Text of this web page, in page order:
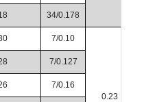
34/0.178
7/0.10
0.23
7/0.127
7/0.16